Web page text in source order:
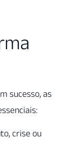
sucesso, as
crise ou